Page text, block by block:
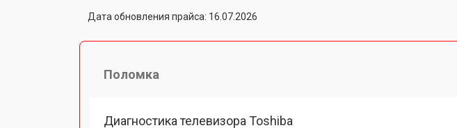
Дата обновления прайса: 16.07.2026
Поломка
Диагностика телевизора Toshiba